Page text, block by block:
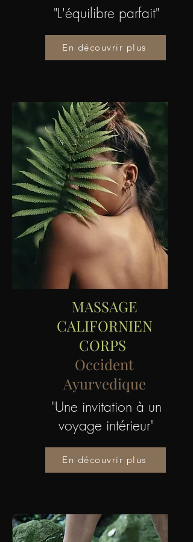
"L'équilibre parfait"
En découvrir plus
MASSAGE
CALIFORNIEN
CORPS
Occident
Ayurvedique
"Une invitation à un
voyage intérieur"
En découvrir plus